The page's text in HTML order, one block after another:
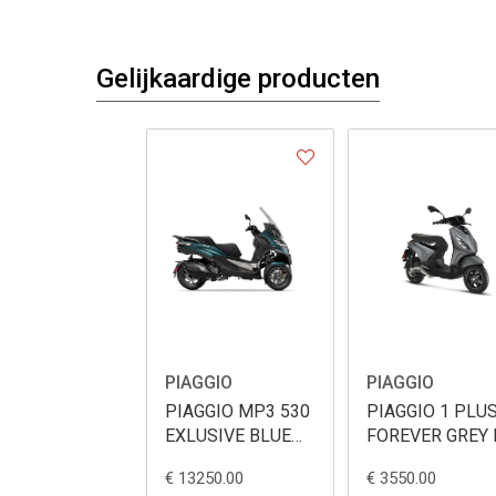
Gelijkaardige producten
PIAGGIO
PIAGGIO MP3 530
EXLUSIVE BLUE
€ 13250.00
PIAGGIO
PIAGGIO 1
FOREVER GREY
€ 3550.00